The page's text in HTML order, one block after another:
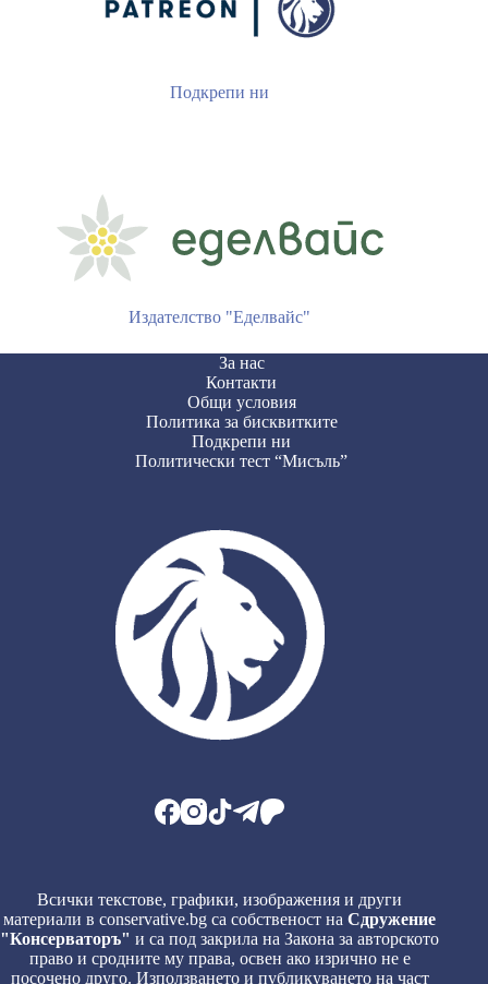
Подкрепи ни
Издателство "Еделвайс"
За нас
Контакти
Общи условия
Политика за бисквитките
Подкрепи ни
Политически тест “Мисъль”
Всички текстове, графики, изображения и други
материали в conservative.bg са собственост наСдружение
"Консерваторъ" и са под закрила на Закона за авторското
право и сродните му права, освен ако изрично не е
посочено друго. Използването и публикуването на част